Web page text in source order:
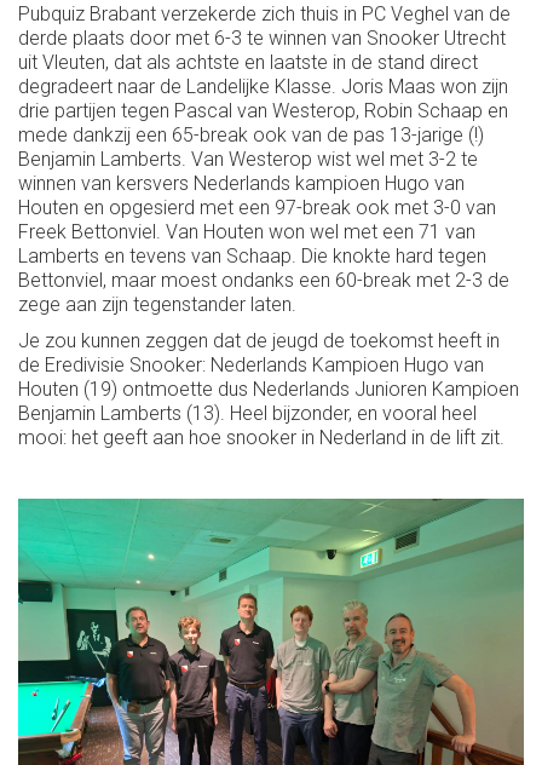
Pubquiz Brabant verzekerde zich thuis in PC Veghel van de
derde plaats door met 6-3 te winnen van Snooker Utrecht
uit Vleuten, dat als achtste en laatste in de stand direct
degradeert naar de Landelijke Klasse. Joris Maas won zijn
drie partijen tegen Pascal van Westerop, Robin Schaap en
mede dankzij een 65-break ook van de pas 13-jarige (!)
Benjamin Lamberts. Van Westerop wist wel met 3-2 te
winnen van kersvers Nederlands kampioen Hugo van
Houten en opgesierd met een 97-break ook met 3-0 van
Freek Bettonviel. Van Houten won wel met een 71 van
Lamberts en tevens van Schaap. Die knokte hard tegen
Bettonviel, maar moest ondanks een 60-break met 2-3 de
zege aan zijn tegenstander laten.
Je zou kunnen zeggen dat de jeugd de toekomst heeft in
de Eredivisie Snooker: Nederlands Kampioen Hugo van
Houten (19) ontmoette dus Nederlands Junioren Kampioen
Benjamin Lamberts (13). Heel bijzonder, en vooral heel
mooi: het geeft aan hoe snooker in Nederland in de lift zit.